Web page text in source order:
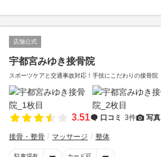
店舗公式
宇都宮みゆき接骨院
スポーツケアと交通事故対応！手技にこだわりの接骨院
3.51 口コミ 3件 写真
接骨・整骨 マッサージ 整体